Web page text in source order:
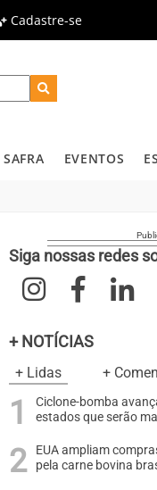
Cadastre-se
SAFRA EVENTOS
Siga nossas redes
+ NOTÍCIAS
+ Lidas +
Ciclone-bomba
estados que serão
EUA ampliam
pela carne bovina